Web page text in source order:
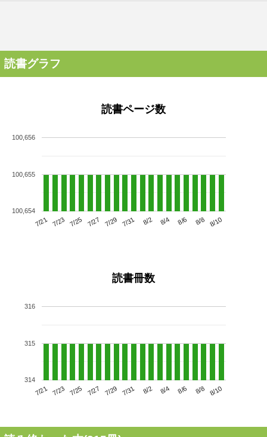
読書グラフ
読書ページ数
7/21 7/23 7/25 7/27 7/29 7/31 8/2 8/4 8/6 8/8 8/10
100,654
100,655
100,656
読書冊数
7/21 7/23 7/25 7/27 7/29 7/31 8/2 8/4 8/6 8/8 8/10
314
315
316